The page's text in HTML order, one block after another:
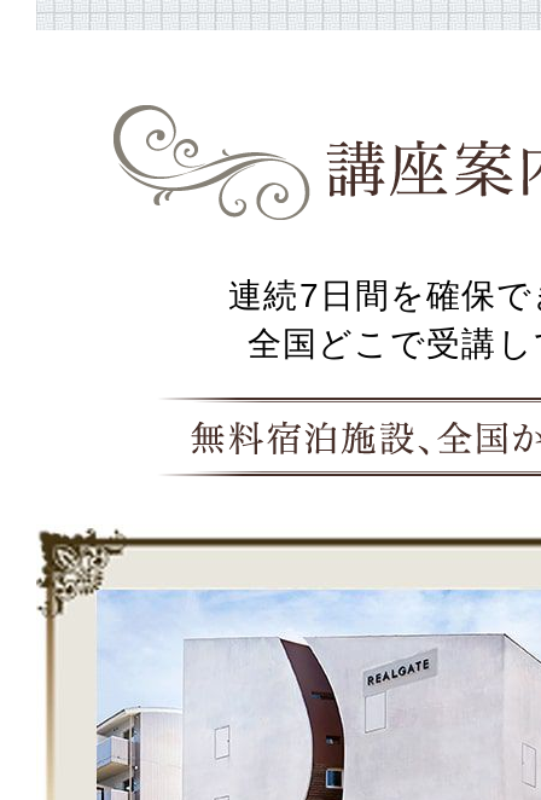
連続7日間を確保
全国どこで受講